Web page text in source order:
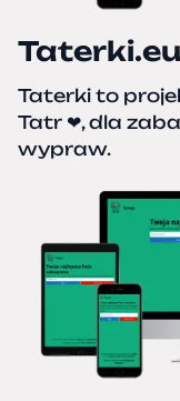
Taterki.eu
Taterki to
Tatr ❤, dla
wypraw.